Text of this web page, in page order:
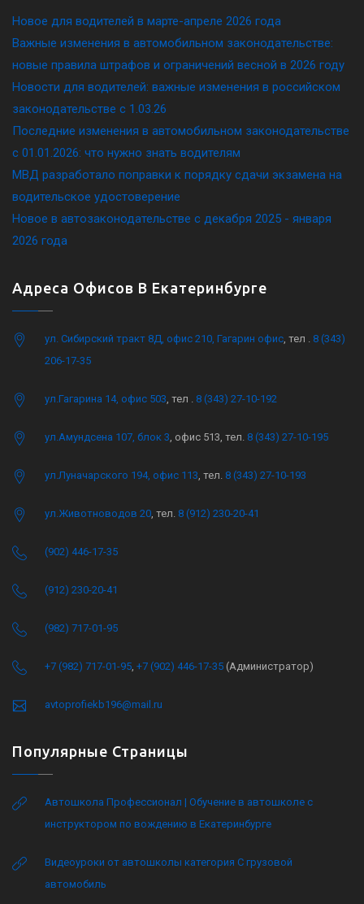
Новое для водителей в марте-апреле 2026 года
Важные изменения в автомобильном законодательстве:
новые правила штрафов и ограничений весной в 2026 году
Новости для водителей: важные изменения в российском
законодательстве c 1.03.26
Последние изменения в автомобильном законодательстве
c 01.01.2026: что нужно знать водителям
МВД разработало поправки к порядку сдачи экзамена на
водительское удостоверение
Новое в автозаконодательстве с декабря 2025 - января
2026 года
Адреса Офисов В Екатеринбурге
ул. Сибирский тракт 8Д, офис 210, Гагарин офис , тел . 8 (343)
206-17-35
ул.Гагарина 14, офис 503 , тел . 8 (343) 27-10-192
ул.Амундсена 107, блок 3 , офис 513, тел. 8 (343) 27-10-195
ул.Луначарского 194, офис 113 , тел. 8 (343) 27-10-193
ул.Животноводов 20 , тел. 8 (912) 230-20-41
(902) 446-17-35
(912) 230-20-41
(982) 717-01-95
+7 (982) 717-01-95 +7 (902) 446-17-35 (Администратор)
avtoprofiekb196@mail.ru
Популярные Страницы
Автошкола Профессионал | Обучение в автошколе с
инструктором по вождению в Екатеринбурге
Видеоуроки от автошколы категория C грузовой
автомобиль